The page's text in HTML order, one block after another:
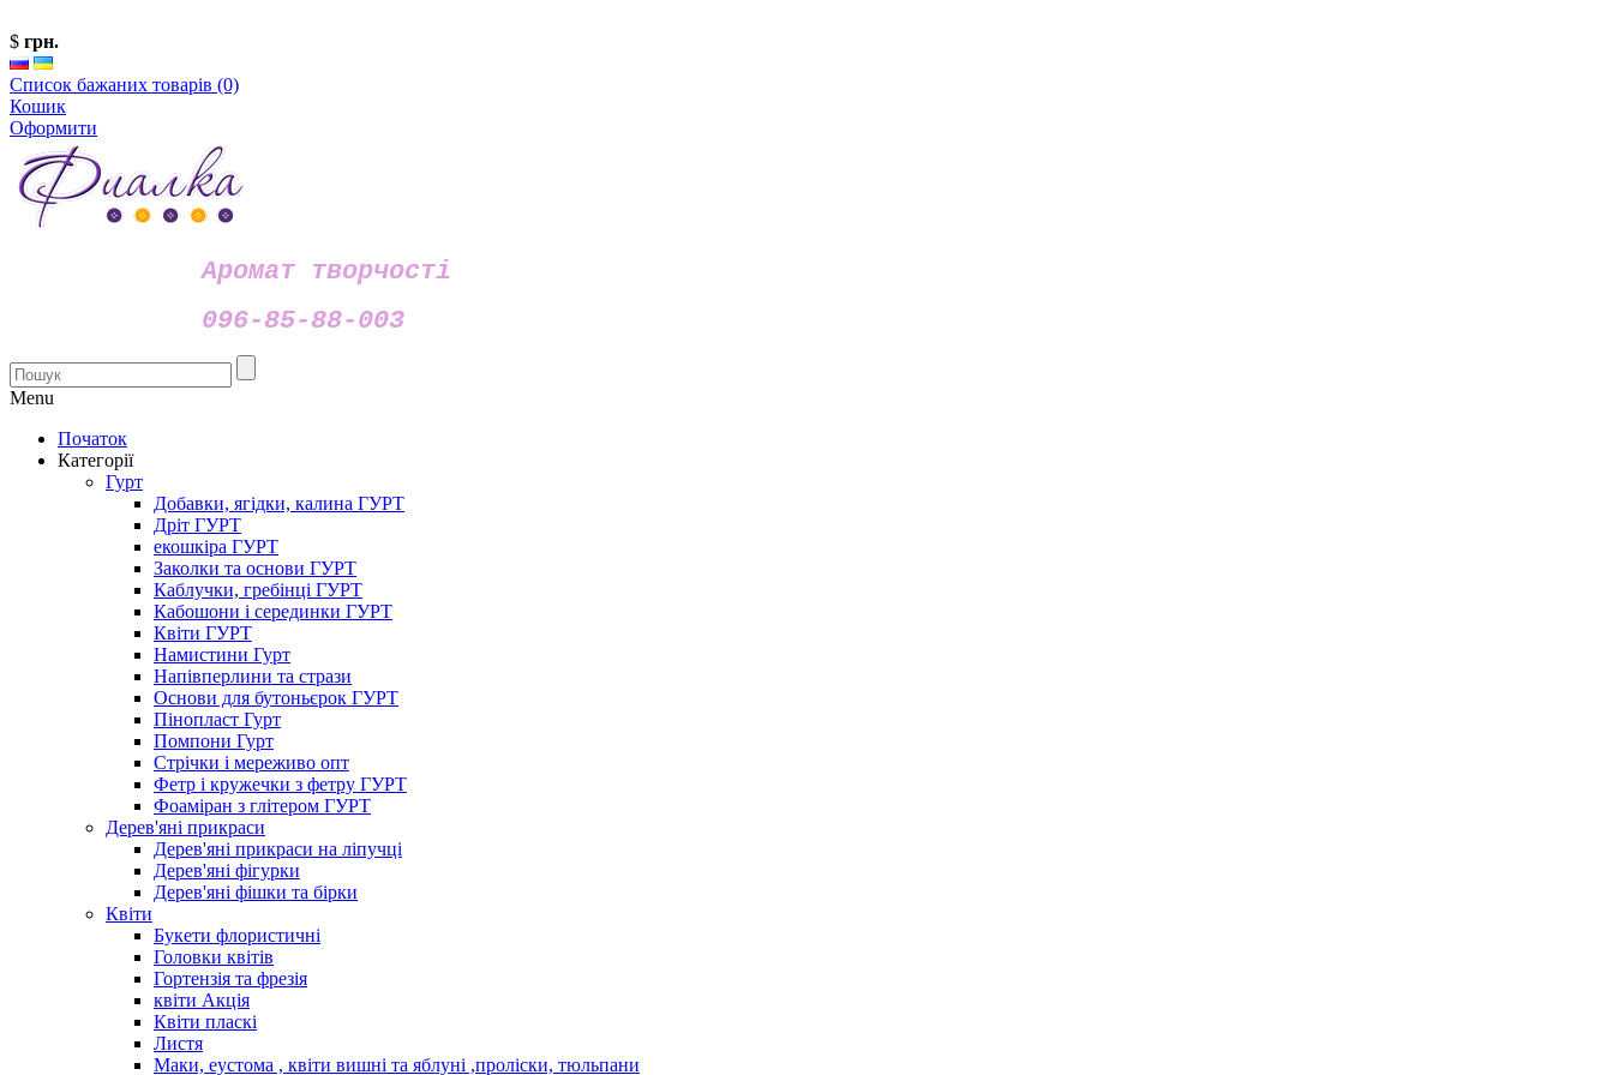
$ грн.
Список бажаних товарів (0)
Кошик
Оформити
Аромат творчості
096-85-88-003
Menu
Початок
Категорії
Гурт
Добавки, ягідки, калина ГУРТ
Дріт ГУРТ
екошкіра ГУРТ
Заколки та основи ГУРТ
Каблучки, гребінці ГУРТ
Кабошони і серединки ГУРТ
Квіти ГУРТ
Намистини Гурт
Напівперлини та стрази
Основи для бутоньєрок ГУРТ
Пінопласт Гурт
Помпони Гурт
Стрічки і мереживо опт
Фетр і кружечки з фетру ГУРТ
Фоаміран з глітером ГУРТ
Дерев'яні прикраси
Дерев'яні прикраси на ліпучці
Дерев'яні фігурки
Дерев'яні фішки та бірки
Квіти
Букети флористичні
Головки квітів
Гортензія та фрезія
квіти Акція
Квіти пласкі
Листя
Маки, еустома , квіти вишні та яблуні ,проліски, тюльпани